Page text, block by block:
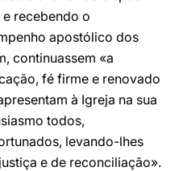
recebendo o
apostólico dos
continuassem «a
fé firme e renovado
à Igreja na sua
todos,
levando-lhes
e de reconciliação».